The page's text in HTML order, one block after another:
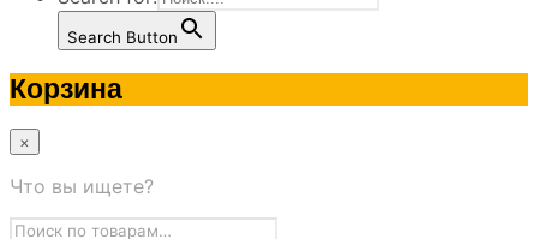
Search Button
Корзина
×
Что вы ищете?